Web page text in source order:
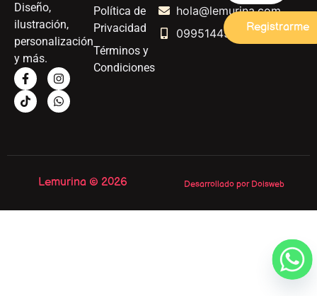
Diseño,
ilustración,
personalización
y más.
Política de
Privacidad
Términos y
Condiciones
hola@lemurina.com
0995144562
Registrarme
Lemurina © 2026 Desarrollado por Doisweb